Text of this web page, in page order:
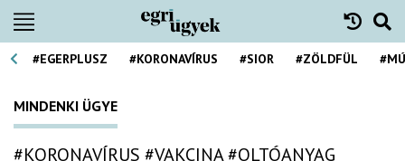
#EGERPLUSZ #KORONAVÍRUS #SIOR #ZÖLDFÜL
MINDENKI ÜGYE
#KORONAVÍRUS #VAKCINA#OLTÓANYAG